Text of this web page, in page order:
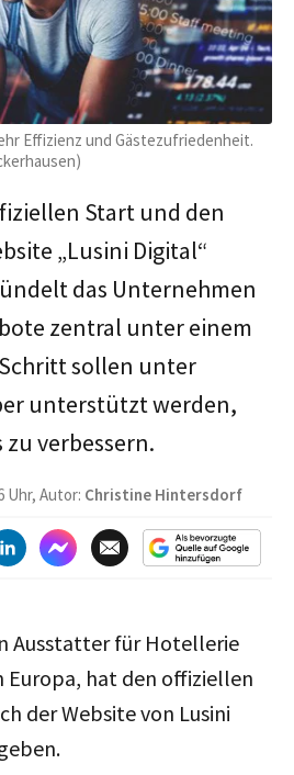
Effizienz und Gästezufriedenheit.
Start und den
„Lusini Digital“
das Unternehmen
zentral unter einem
sollen unter
unterstützt werden,
zu verbessern.
Uhr, Autor: Christine Hintersdorf
Ausstatter für Hotellerie
Europa, hat den offiziellen
der Website von Lusini